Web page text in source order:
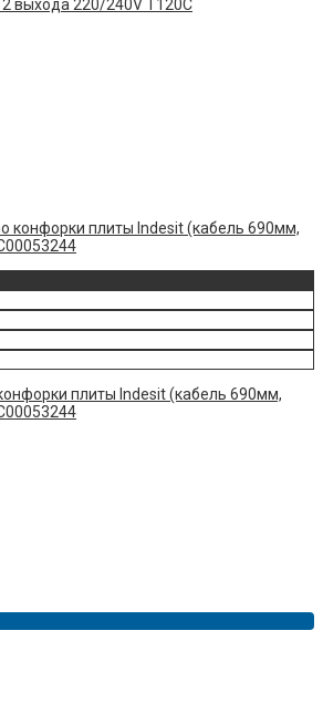
выхода 220/240V T120C
плиты Indesit (кабель 690мм,